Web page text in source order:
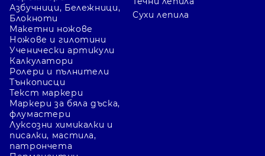
Азбучници, Бележници,
Блокноти
Сухи лепила
Макетни ножове
Ножове и гилотини
Ученически артикули
Калкулатори
Ролери и пълнители
Тънкописци
Текст маркери
Маркери за бяла дъска,
флумастери
Луксозни химикалки и
писалки, мастила,
патрончета